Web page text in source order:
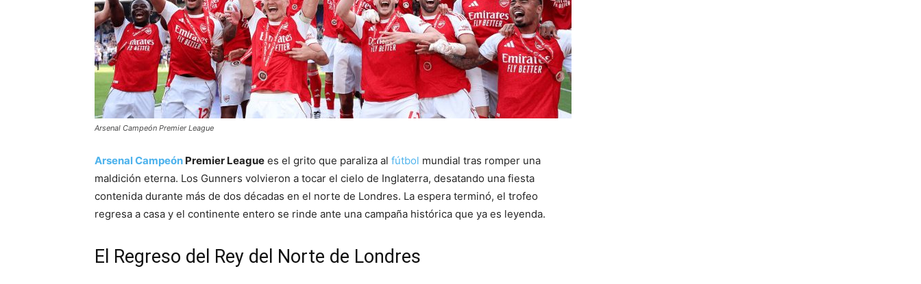
Arsenal Campeón Premier League
Arsenal Campeón Premier League es el grito que paraliza al fútbol mundial tras romper una
maldición eterna. Los Gunners volvieron a tocar el cielo de Inglaterra, desatando una fiesta
contenida durante más de dos décadas en el norte de Londres. La espera terminó, el trofeo
regresa a casa y el continente entero se rinde ante una campaña histórica que ya es leyenda.
El Regreso del Rey del Norte de Londres